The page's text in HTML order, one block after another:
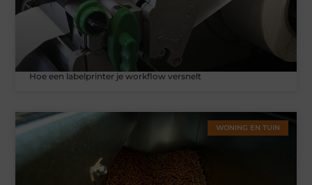
Hoe een labelprinter je workflow versnelt
WONING EN TUIN